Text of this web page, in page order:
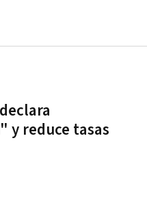
y reduce tasas